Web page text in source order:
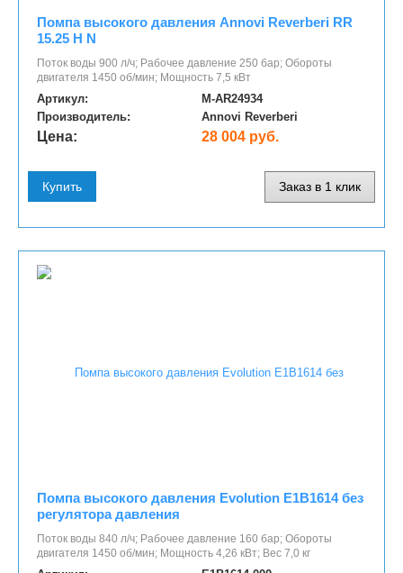
Помпа высокого давления Annovi Reverberi RR
15.25 H N
Поток воды 900 л/ч; Рабочее давление 250 бар; Обороты
двигателя 1450 об/мин; Мощность 7,5 кВт
Артикул:
M-AR24934
Производитель:
Annovi Reverberi
Цена: 28 004 руб.
Купить Заказ в 1 клик
Помпа высокого давления Evolution E1B1614 без
регулятора давления
Поток воды 840 л/ч; Рабочее давление 160 бар; Обороты
двигателя 1450 об/мин; Мощность 4,26 кВт; Вес 7,0 кг